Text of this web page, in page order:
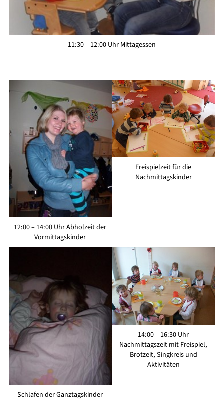
11:30 – 12:00 Uhr Mittagessen
12:00 – 14:00 Uhr Abholzeit der
Vormittagskinder
Freispielzeit für die
Nachmittagskinder
Schlafen der Ganztagskinder
14:00 – 16:30 Uhr
Nachmittagszeit mit Freispiel,
Brotzeit, Singkreis und
Aktivitäten